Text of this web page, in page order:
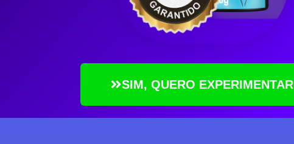
SIM, QUERO EXPERIMENTAR